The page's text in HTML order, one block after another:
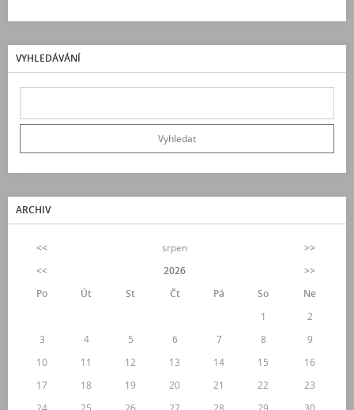
VYHLEDÁVÁNÍ
ARCHIV
<< srpen
>>
<<
2026
>>
Po
Út St Čt Pá So
Ne
1
2
3
4 5 6 7 8
9
10
11 12 13 14 15
16
17
18 19 20 21 22
23